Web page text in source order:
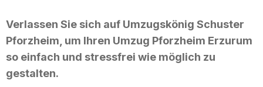
Verlassen Sie sich auf Umzugskönig Schuster
Pforzheim, um Ihren Umzug Pforzheim Erzurum
so einfach und stressfrei wie möglich zu
gestalten.